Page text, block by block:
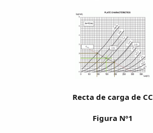
Recta de carga de CC
Figura Nº1